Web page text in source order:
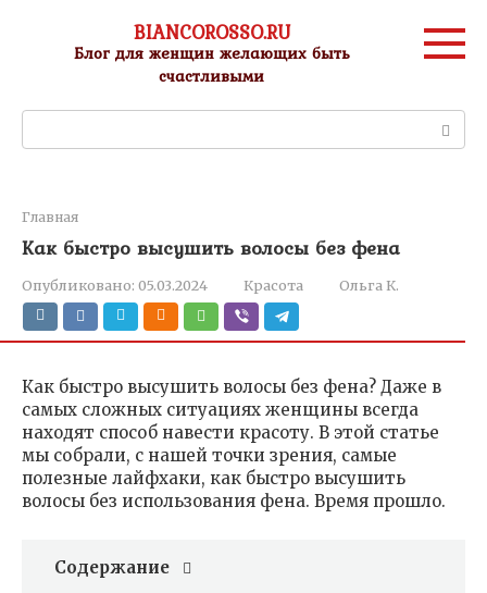
контенту
BIANCOROSSO.RU
Блог для женщин желающих быть
счастливыми
Главная
Как быстро высушить волосы без фена
Опубликовано: 05.03.2024 Красота Ольга К.
Как быстро высушить волосы без фена? Даже в
самых сложных ситуациях женщины всегда
находят способ навести красоту. В этой статье
мы собрали, с нашей точки зрения, самые
полезные лайфхаки, как быстро высушить
волосы без использования фена. Время прошло.
Содержание